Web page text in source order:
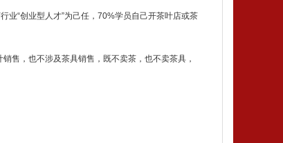
业“创业型人才”为己任，70%学员自己开茶叶店或茶
售，也不涉及茶具销售，既不卖茶，也不卖茶具，